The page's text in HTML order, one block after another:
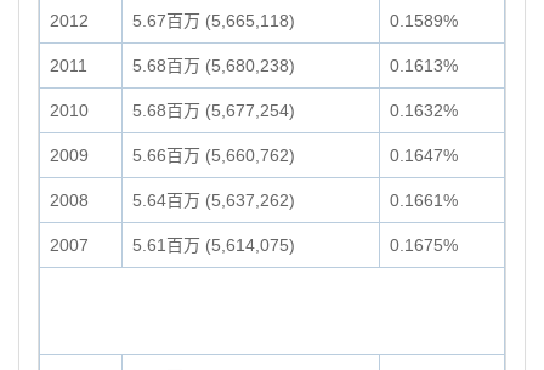
2012 5.67百万 (5,665,118) 0.1589%
2011 5.68百万 (5,680,238) 0.1613%
2010 5.68百万 (5,677,254) 0.1632%
2009 5.66百万 (5,660,762) 0.1647%
2008 5.64百万 (5,637,262) 0.1661%
2007 5.61百万 (5,614,075) 0.1675%